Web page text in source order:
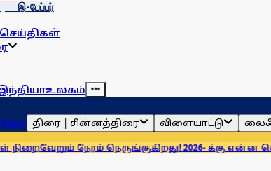
இ-பேப்பர்
உலகம்
திரை | சின்னத்திரை விளையாட்டு
நேரம் நெருங்குகிறது! 2026- க்கு என்ன